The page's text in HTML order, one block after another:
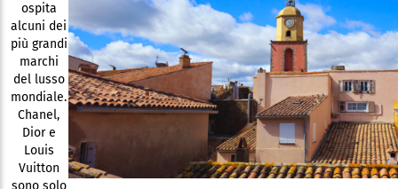
ospita
alcuni dei
più grandi
marchi
del lusso
mondiale.
Chanel,
Dior e
Louis
Vuitton
sono solo